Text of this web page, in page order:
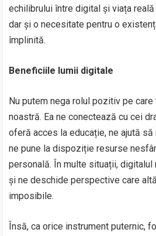
echilibrului între digital și viața
dar și o necesitate pentru o
împlinită.
Beneficiile lumii digitale
Nu putem nega rolul pozitiv pe
noastră. Ea ne conectează cu cei
oferă acces la educație, ne ajută
ne pune la dispoziție resurse
personală. În multe situații,
și ne deschide perspective care
imposibile.
Însă, ca orice instrument puternic,